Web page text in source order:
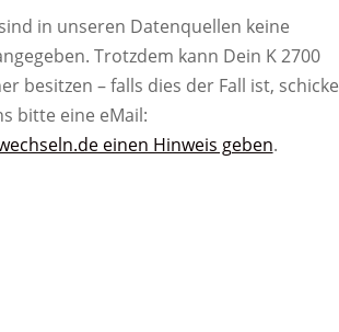
in unseren Datenquellen keine
Trotzdem kann Dein K 2700
besitzen – falls dies der Fall ist, schicke
bitte eine eMail:
einen Hinweis geben.